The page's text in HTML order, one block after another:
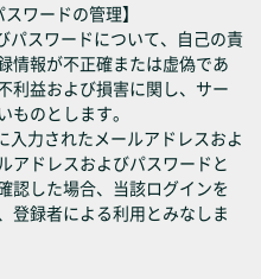
ワードの管理】
パスワードについて、自己の責
情報が不正確または虚偽であ
利益および損害に関し、サー
のとします。
力されたメールアドレスおよ
アドレスおよびパスワードと
認した場合、当該ログインを
登録者による利用とみなしま